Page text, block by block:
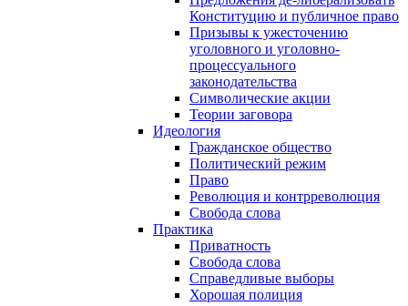
Конституцию и публичное право
Призывы к ужесточению
уголовного и уголовно-
процессуального
законодательства
Символические акции
Теории заговора
Идеология
Гражданское общество
Политический режим
Право
Революция и контрреволюция
Свобода слова
Практика
Приватность
Свобода слова
Справедливые выборы
Хорошая полиция